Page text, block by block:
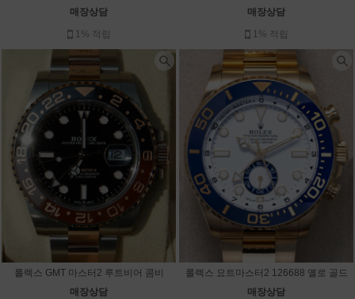
매장상담
1% 적립
매장상담
1% 적립
롤렉스 GMT 마스터2 루트비어 콤비
매장상담
롤렉스 요트마스터2 126688 옐로 골드
매장상담